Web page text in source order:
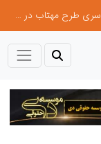
جمع‌آوری 183 برق غیرمجاز در شانزدهمین مانور سراسری طرح مهتاب در استان تهران